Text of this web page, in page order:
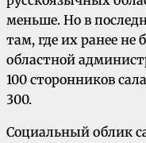
меньше. Но в
там, где их ранее
областной
100 сторонников
300.
Социальный облик